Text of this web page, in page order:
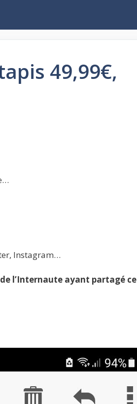
49,99€,
Instagram…
l’Internaute ayant partagé ce